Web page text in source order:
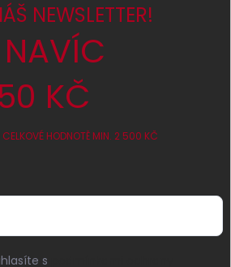
NEWSLETTER!
NAVÍC
KČ
CELKOVÉ HODNOTĚ MIN. 2 500 KČ
s